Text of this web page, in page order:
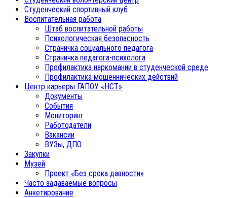
Студенческий спортивный клуб
Воспитательная работа
Штаб воспитательной работы
Психологическая безопасность
Страничка социального педагога
Страничка педагога-психолога
Профилактика наркомании в студенческой среде
Профилактика мошеннических действий
Центр карьеры ГАПОУ «НСТ»
Документы
События
Мониторинг
Работодатели
Вакансии
ВУЗы, ДПО
Закупки
Музей
Проект «Без срока давности»
Часто задаваемые вопросы
Анкетирование